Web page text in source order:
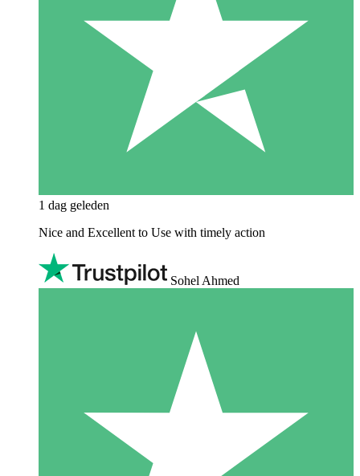
1 dag geleden
Nice and Excellent to Use with timely action
Sohel Ahmed